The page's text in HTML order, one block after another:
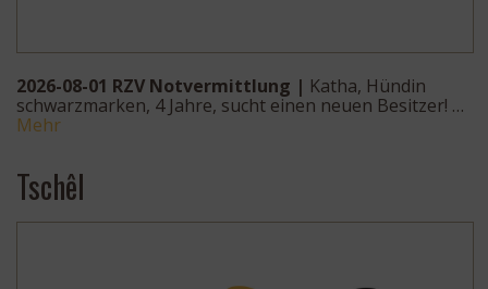
2026-08-01 RZV Notvermittlung | Katha, Hündin
schwarzmarken, 4 Jahre, sucht einen neuen Besitzer! …
Mehr
Tschêl